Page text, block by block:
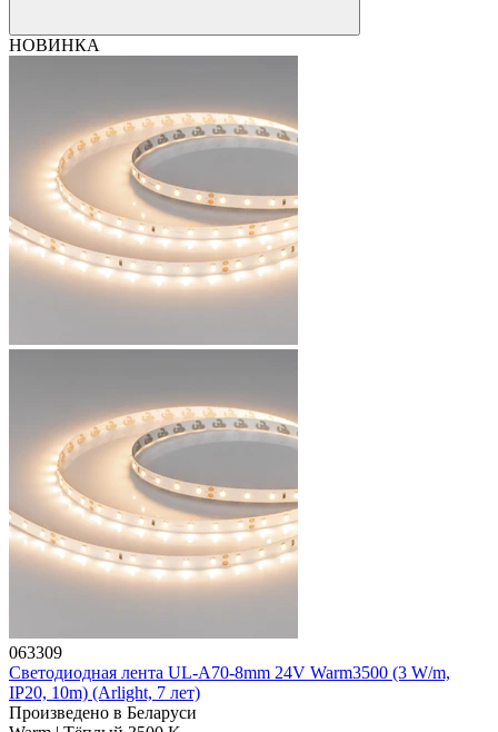
НОВИНКА
063309
Светодиодная лента UL-A70-8mm 24V Warm3500 (3 W/m,
IP20, 10m) (Arlight, 7 лет)
Произведено в Беларуси